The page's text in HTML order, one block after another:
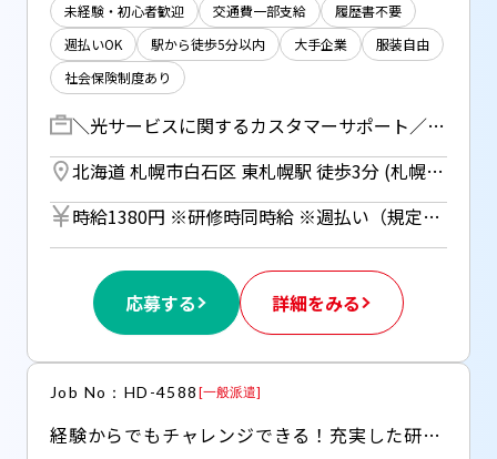
未経験・初心者歓迎 交通費一部支給
履歴書不要
週払いOK
駅から徒歩5分以内 大手企業
服装自由
社会保険制度あり
＼光サービスに関するカスタマーサポート／ 光サービス利用のお客様からの契約に関するお問い合せ対応をお任せします！ ・オプションサービスの解約受付 ・キャンペーンのキャッシュバック申請方法や還元時期の案内 ・料金プランのコンサル、プラン変更の申込受付(通信速度を変更したいなど) ・引越しの手続き受付 ・解約手続きの受付 など ／ 研修充実！ しっかりとしたフォロー体制あり◎ ＼ 【研修期間】 座学研修：10～13日(08:55～18:00/平日のみ) OJT：3～6日(シフト制)
北海道 札幌市白石区 東札幌駅 徒歩3分 (札幌市営東西線)
時給1380円 ※研修時同時給 ※週払い（規定あり）利用OK！（但し、週払い制度は初回2ヵ月間のみ、3ヵ月目以降は月払い制になります。利用についてはご本人様からお仕事紹介時に申請があった場合のみとなります。）
応募する 詳細をみる
Job No：HD-4588 [一般派遣]
経験からでもチャレンジできる！充実した研修＆サポート体制バッチリ！ ○日祝休み ○札幌駅よりアクセス良好 ○将来的に在宅勤務もOK(業務習得し慣れた頃になるので約1年後から可能)